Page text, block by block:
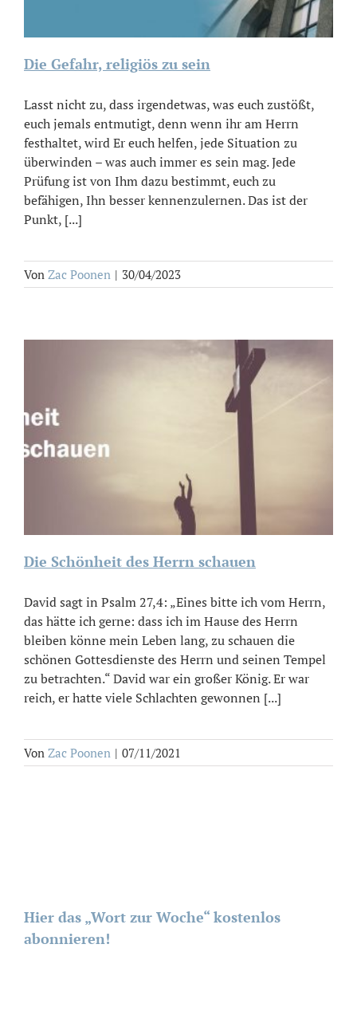
Die Gefahr, religiös zu sein
Lasst nicht zu, dass irgendetwas, was euch zustößt,
euch jemals entmutigt, denn wenn ihr am Herrn
festhaltet, wird Er euch helfen, jede Situation zu
überwinden – was auch immer es sein mag. Jede
Prüfung ist von Ihm dazu bestimmt, euch zu
befähigen, Ihn besser kennenzulernen. Das ist der
Punkt, [...]
Von Zac Poonen | 30/04/2023
Die Schönheit des Herrn schauen
David sagt in Psalm 27,4: „Eines bitte ich vom Herrn,
das hätte ich gerne: dass ich im Hause des Herrn
bleiben könne mein Leben lang, zu schauen die
schönen Gottesdienste des Herrn und seinen Tempel
zu betrachten.“ David war ein großer König. Er war
reich, er hatte viele Schlachten gewonnen [...]
Von Zac Poonen | 07/11/2021
Hier das „Wort zur Woche“ kostenlos
abonnieren!